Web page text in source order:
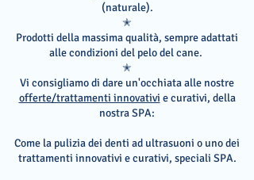
(naturale).
✭
Prodotti della massima qualità, sempre adattati
alle condizioni del pelo del cane.
✭
Vi consigliamo di dare un'occhiata alle nostre
offerte/trattamenti innovativi e curativi, della
nostra SPA:
Come la pulizia dei denti ad ultrasuoni o uno dei
trattamenti innovativi e curativi, speciali SPA.